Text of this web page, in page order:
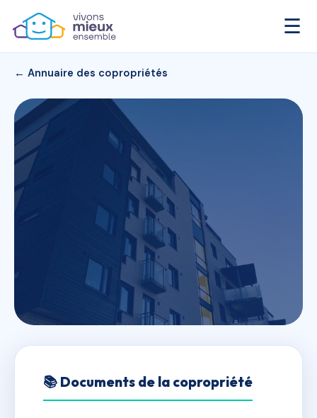
☰
← Annuaire des copropriétés
77 RUE TERRUSSE
📚 Documents de la copropriété